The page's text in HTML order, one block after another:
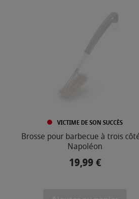
VICTIME DE SON SUCCÈS
Brosse pour barbecue à trois
Napoléon
Prix
19,99 €